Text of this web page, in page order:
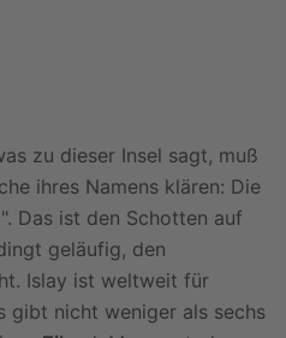
zu dieser Insel sagt, muß
ihres Namens klären: Die
Das ist den Schotten auf
geläufig, den
Islay ist weltweit für
gibt nicht weniger als sechs